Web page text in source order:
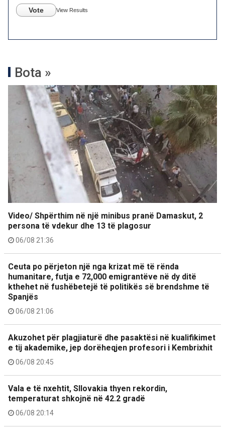
Vote View Results
Bota »
Video/ Shpërthim në një minibus pranë Damaskut, 2
persona të vdekur dhe 13 të plagosur
06/08 21:36
Ceuta po përjeton një nga krizat më të rënda
humanitare, futja e 72,000 emigrantëve në dy ditë
kthehet në fushëbetejë të politikës së brendshme të
Spanjës
06/08 21:06
Akuzohet për plagjiaturë dhe pasaktësi në kualifikimet
e tij akademike, jep dorëheqjen profesori i Kembrixhit
06/08 20:45
Vala e të nxehtit, Sllovakia thyen rekordin,
temperaturat shkojnë në 42.2 gradë
06/08 20:14